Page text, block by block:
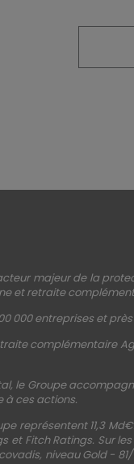
majeur de la
et retraite
000 entreprises et
complémentaire
le Groupe
à ces actions.
représentent 11,3
et Fitch Ratings. Sur
niveau Gold -